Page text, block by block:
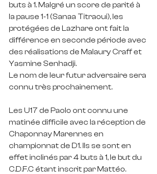
buts à 1. Malgré un score de parité à
la pause 1-1 (Sanaa Titraoui), les
protégées de Lazhare ont fait la
différence en seconde période avec
des réalisations de Malaury Craff et
Yasmine Senhadji.
Le nom de leur futur adversaire sera
connu très prochainement.
Les U17 de Paolo ont connu une
matinée difficile avec la réception de
Chaponnay Marennes en
championnat de D1. Ils se sont en
effet inclinés par 4 buts à 1, le but du
C.D.F.C étant inscrit par Mattéo.